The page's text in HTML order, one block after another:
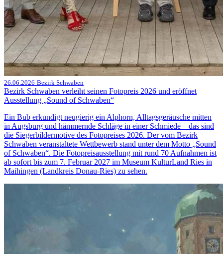
26.06.2026 Bezirk Schwaben
Bezirk Schwaben verleiht seinen Fotopreis 2026 und eröffnet
Ausstellung „Sound of Schwaben“
Ein Bub erkundigt neugierig ein Alphorn, Alltagsgeräusche mitten
in Augsburg und hämmernde Schläge in einer Schmiede – das sind
die Siegerbildermotive des Fotopreises 2026. Der vom Bezirk
Schwaben veranstaltete Wettbewerb stand unter dem Motto „Sound
of Schwaben“. Die Fotopreisausstellung mit rund 70 Aufnahmen ist
ab sofort bis zum 7. Februar 2027 im Museum KulturLand Ries in
Maihingen (Landkreis Donau-Ries) zu sehen.